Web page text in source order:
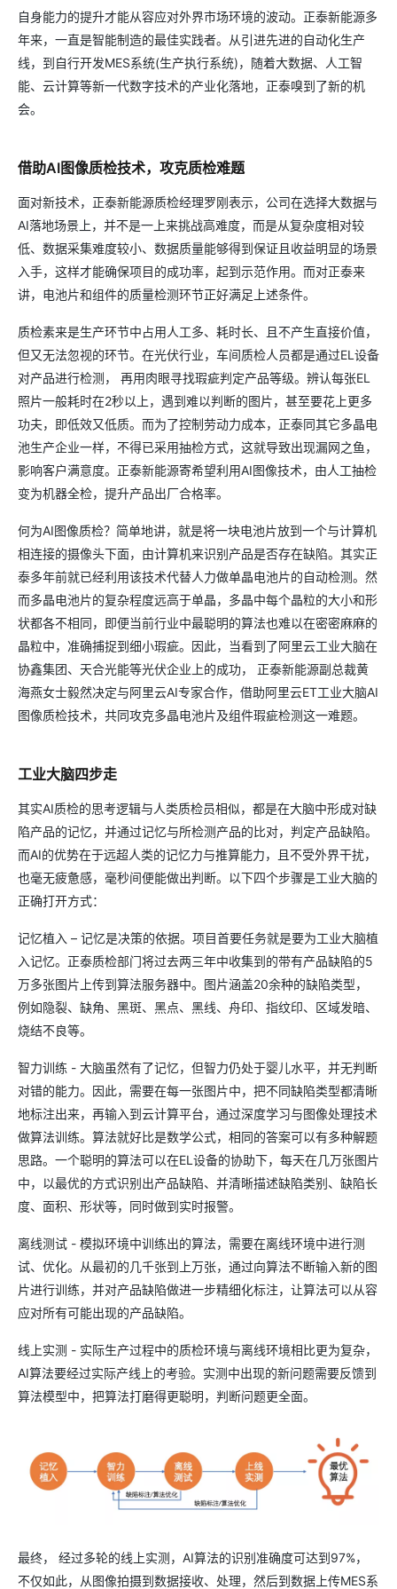
自身能力的提升才能从容应对外界市场环境的波动。正泰新能源多
年来，一直是智能制造的最佳实践者。从引进先进的自动化生产
线，到自行开发MES系统(生产执行系统)，随着大数据、人工智
能、云计算等新一代数字技术的产业化落地，正泰嗅到了新的机
会。
借助AI图像质检技术，攻克质检难题
面对新技术，正泰新能源质检经理罗刚表示，公司在选择大数据与
AI落地场景上，并不是一上来挑战高难度，而是从复杂度相对较
低、数据采集难度较小、数据质量能够得到保证且收益明显的场景
入手，这样才能确保项目的成功率，起到示范作用。而对正泰来
讲，电池片和组件的质量检测环节正好满足上述条件。
质检素来是生产环节中占用人工多、耗时长、且不产生直接价值，
但又无法忽视的环节。在光伏行业，车间质检人员都是通过EL设备
对产品进行检测， 再用肉眼寻找瑕疵判定产品等级。辨认每张EL
照片一般耗时在2秒以上，遇到难以判断的图片，甚至要花上更多
功夫，即低效又低质。而为了控制劳动力成本，正泰同其它多晶电
池生产企业一样，不得已采用抽检方式，这就导致出现漏网之鱼，
影响客户满意度。正泰新能源寄希望利用AI图像技术，由人工抽检
变为机器全检，提升产品出厂合格率。
何为AI图像质检？简单地讲，就是将一块电池片放到一个与计算机
相连接的摄像头下面，由计算机来识别产品是否存在缺陷。其实正
泰多年前就已经利用该技术代替人力做单晶电池片的自动检测。然
而多晶电池片的复杂程度远高于单晶，多晶中每个晶粒的大小和形
状都各不相同，即便当前行业中最聪明的算法也难以在密密麻麻的
晶粒中，准确捕捉到细小瑕疵。因此，当看到了阿里云工业大脑在
协鑫集团、天合光能等光伏企业上的成功， 正泰新能源副总裁黄
海燕女士毅然决定与阿里云AI专家合作，借助阿里云ET工业大脑AI
图像质检技术，共同攻克多晶电池片及组件瑕疵检测这一难题。
工业大脑四步走
其实AI质检的思考逻辑与人类质检员相似，都是在大脑中形成对缺
陷产品的记忆，并通过记忆与所检测产品的比对，判定产品缺陷。
而AI的优势在于远超人类的记忆力与推算能力，且不受外界干扰，
也毫无疲惫感，毫秒间便能做出判断。以下四个步骤是工业大脑的
正确打开方式：
记忆植入 – 记忆是决策的依据。项目首要任务就是要为工业大脑植
入记忆。正泰质检部门将过去两三年中收集到的带有产品缺陷的5
万多张图片上传到算法服务器中。图片涵盖20余种的缺陷类型，
例如隐裂、缺角、黑斑、黑点、黑线、舟印、指纹印、区域发暗、
烧结不良等。
智力训练 - 大脑虽然有了记忆，但智力仍处于婴儿水平，并无判断
对错的能力。因此，需要在每一张图片中，把不同缺陷类型都清晰
地标注出来，再输入到云计算平台，通过深度学习与图像处理技术
做算法训练。算法就好比是数学公式，相同的答案可以有多种解题
思路。一个聪明的算法可以在EL设备的协助下，每天在几万张图片
中，以最优的方式识别出产品缺陷、并清晰描述缺陷类别、缺陷长
度、面积、形状等，同时做到实时报警。
离线测试 - 模拟环境中训练出的算法，需要在离线环境中进行测
试、优化。从最初的几千张到上万张，通过向算法不断输入新的图
片进行训练，并对产品缺陷做进一步精细化标注，让算法可以从容
应对所有可能出现的产品缺陷。
线上实测 - 实际生产过程中的质检环境与离线环境相比更为复杂，
AI算法要经过实际产线上的考验。实测中出现的新问题需要反馈到
算法模型中，把算法打磨得更聪明，判断问题更全面。
最终， 经过多轮的线上实测，AI算法的识别准确度可达到97%，
不仅如此，从图像拍摄到数据接收、处理，然后到数据上传MES系